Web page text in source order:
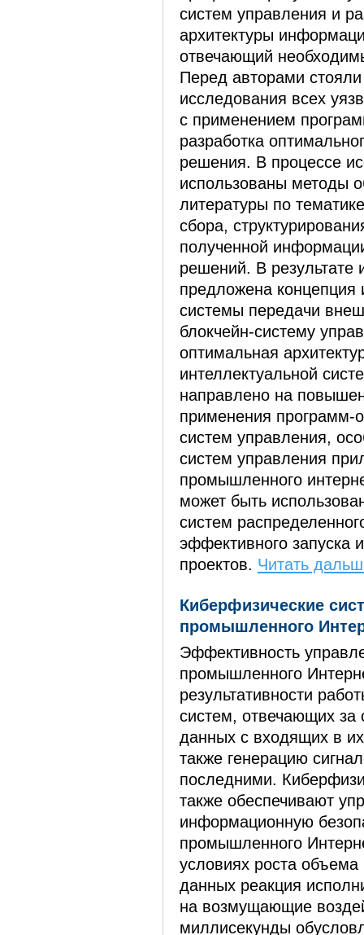
систем управления и
архитектуры
отвечающий
Перед авторами
исследования всех
с применением
разработка
решения. В процессе
использованы методы
литературы по
сбора,
полученной
решений. В результате
предложена концепция
системы передачи
блокчейн-систему
оптимальная
интеллектуальной
направлено на
применения программ-
систем управления,
систем управления
промышленного
может быть
систем
эффективного запуска
проектов. Читать
Киберфизические
промышленного
Эффективность
промышленного
результативности
систем, отвечающих за
данных с входящих в
также генерацию
последними.
также обеспечивают
информационную
промышленного
условиях роста
данных реакция
на возмущающие
миллисекунды